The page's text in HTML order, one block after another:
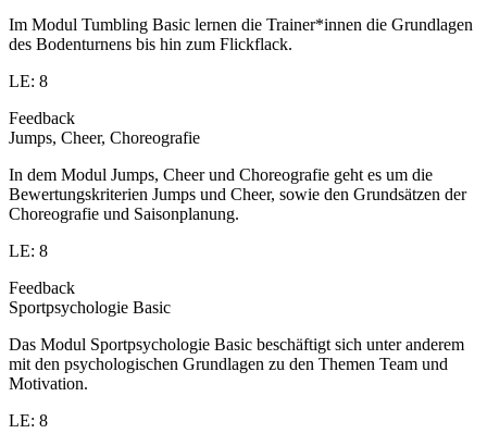
Im Modul Tumbling Basic lernen die Trainer*innen die Grundlagen
des Bodenturnens bis hin zum Flickflack.
LE: 8
Feedback
Jumps, Cheer, Choreografie
In dem Modul Jumps, Cheer und Choreografie geht es um die
Bewertungskriterien Jumps und Cheer, sowie den Grundsätzen der
Choreografie und Saisonplanung.
LE: 8
Feedback
Sportpsychologie Basic
Das Modul Sportpsychologie Basic beschäftigt sich unter anderem
mit den psychologischen Grundlagen zu den Themen Team und
Motivation.
LE: 8